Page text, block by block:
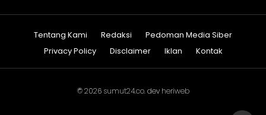
Tentang Kami Redaksi
Pedoman Media Siber
Privacy Policy
Disclaimer Iklan Kontak
© 2026 sumut24.co. dev heriweb